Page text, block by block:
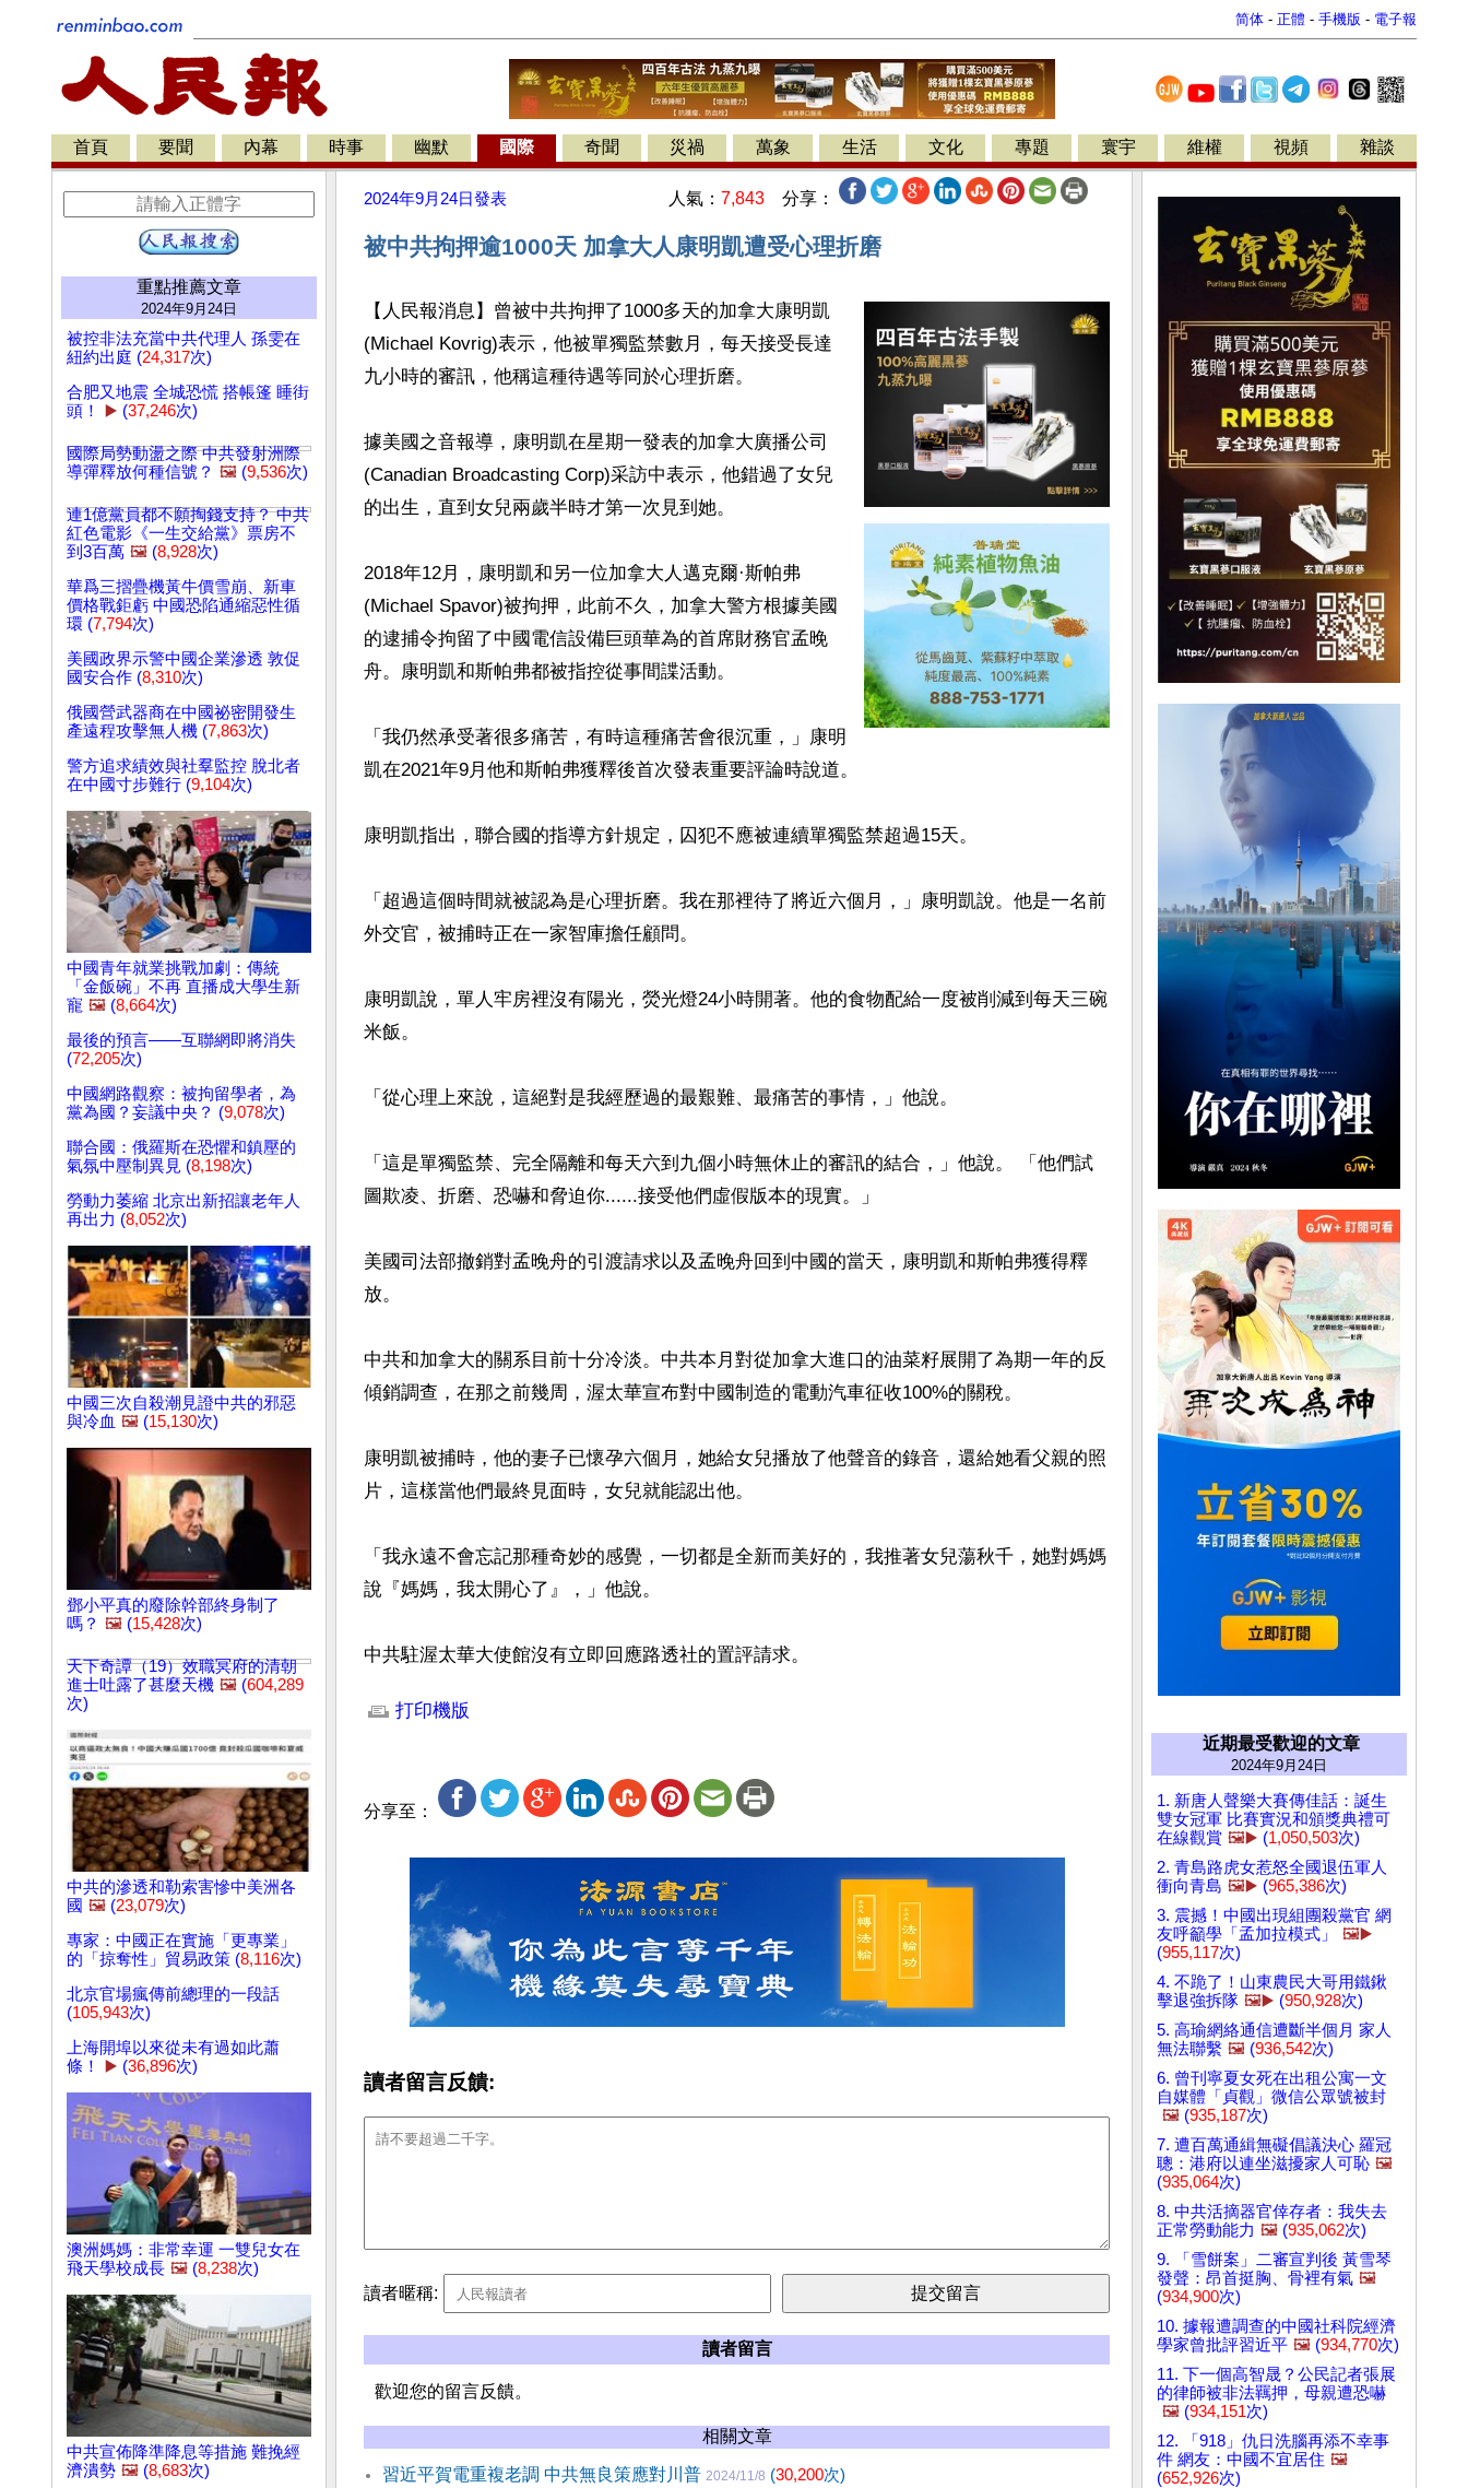
简体 - 正體 - 手機版 - 電子報
首頁 要聞 內幕 時事 幽默 國際 奇聞 災禍 萬象 生活 文化 專題 寰宇 維權 視頻 雜談
重點推薦文章
2024年9月24日
被控非法充當中共代理人 孫雯在
紐約出庭 (24,317次)
合肥又地震 全城恐慌 搭帳篷 睡街
頭！
▶️ (37,246次)
國際局勢動盪之際 中共發射洲際
導彈釋放何種信號？ 🖼️ (9,536次)
連1億黨員都不願掏錢支持？ 中共
紅色電影《一生交給黨》票房不
到3百萬 🖼️ (8,928次)
華爲三摺疊機黃牛價雪崩、新車
價格戰鉅虧 中國恐陷通縮惡性循
環 (7,794次)
美國政界示警中國企業滲透 敦促
國安合作 (8,310次)
俄國營武器商在中國祕密開發生
產遠程攻擊無人機 (7,863次)
警方追求績效與社羣監控 脫北者
在中國寸步難行 (9,104次)
中國青年就業挑戰加劇：傳統
「金飯碗」不再 直播成大學生新
寵 🖼️ (8,664次)
最後的預言——互聯網即將消失
(72,205次)
中國網路觀察：被拘留學者，為
黨為國？妄議中央？ (9,078次)
聯合國：俄羅斯在恐懼和鎮壓的
氣氛中壓制異見 (8,198次)
勞動力萎縮 北京出新招讓老年人
再出力 (8,052次)
中國三次自殺潮見證中共的邪惡
與冷血 🖼️ (15,130次)
鄧小平真的廢除幹部終身制了
嗎？ 🖼️ (15,428次)
天下奇譚（19）效職冥府的清朝
進士吐露了甚麼天機 🖼️ (604,289
次)
中共的滲透和勒索害慘中美洲各
國 🖼️ (23,079次)
專家：中國正在實施「更專業」
的「掠奪性」貿易政策 (8,116次)
北京官場瘋傳前總理的一段話
(105,943次)
上海開埠以來從未有過如此蕭
條！
▶️ (36,896次)
澳洲媽媽：非常幸運 一雙兒女在
飛天學校成長 🖼️ (8,238次)
中共宣佈降準降息等措施 難挽經
濟潰勢 🖼️ (8,683次)
2024年9月24日發表 人氣： 7,843 分享：
被中共拘押逾1000天 加拿大人康明凱遭受心理折磨
【人民報消息】曾被中共拘押了1000多天的加拿大康明凱
(Michael Kovrig)表示，他被單獨監禁數月，每天接受長達
九小時的審訊，他稱這種待遇等同於心理折磨。
據美國之音報導，康明凱在星期一發表的加拿大廣播公司
(Canadian Broadcasting Corp)采訪中表示，他錯過了女兒
的出生，直到女兒兩歲半時才第一次見到她。
2018年12月，康明凱和另一位加拿大人邁克爾·斯帕弗
(Michael Spavor)被拘押，此前不久，加拿大警方根據美國
的逮捕令拘留了中國電信設備巨頭華為的首席財務官孟晚
舟。康明凱和斯帕弗都被指控從事間諜活動。
「我仍然承受著很多痛苦，有時這種痛苦會很沉重，」康明
凱在2021年9月他和斯帕弗獲釋後首次發表重要評論時說道。
康明凱指出，聯合國的指導方針規定，囚犯不應被連續單獨監禁超過15天。
「超過這個時間就被認為是心理折磨。我在那裡待了將近六個月，」康明凱說。他是一名前
外交官，被捕時正在一家智庫擔任顧問。
康明凱說，單人牢房裡沒有陽光，熒光燈24小時開著。他的食物配給一度被削減到每天三碗
米飯。
「從心理上來說，這絕對是我經歷過的最艱難、最痛苦的事情，」他說。
「這是單獨監禁、完全隔離和每天六到九個小時無休止的審訊的結合，」他說。 「他們試
圖欺凌、折磨、恐嚇和脅迫你......接受他們虛假版本的現實。」
美國司法部撤銷對孟晚舟的引渡請求以及孟晚舟回到中國的當天，康明凱和斯帕弗獲得釋
放。
中共和加拿大的關系目前十分冷淡。中共本月對從加拿大進口的油菜籽展開了為期一年的反
傾銷調查，在那之前幾周，渥太華宣布對中國制造的電動汽車征收100%的關稅。
康明凱被捕時，他的妻子已懷孕六個月，她給女兒播放了他聲音的錄音，還給她看父親的照
片，這樣當他們最終見面時，女兒就能認出他。
「我永遠不會忘記那種奇妙的感覺，一切都是全新而美好的，我推著女兒蕩秋千，她對媽媽
說『媽媽，我太開心了』，」他說。
中共駐渥太華大使館沒有立即回應路透社的置評請求。
打印機版
分享至：
讀者留言反饋:
讀者暱稱:
讀者留言
歡迎您的留言反饋。
相關文章
習近平賀電重複老調 中共無良策應對川普 2024/11/8 (30,200次)
近期最受歡迎的文章
2024年9月24日
1. 新唐人聲樂大賽傳佳話：誕生
雙女冠軍 比賽實況和頒獎典禮可
在線觀賞 🖼️▶️ (1,050,503次)
2. 青島路虎女惹怒全國退伍軍人
衝向青島 🖼️▶️ (965,386次)
3. 震撼！中國出現組團殺黨官 網
友呼籲學「孟加拉模式」
🖼️▶️
(955,117次)
4. 不跪了！山東農民大哥用鐵鍬
擊退強拆隊 🖼️▶️ (950,928次)
5. 高瑜網絡通信遭斷半個月 家人
無法聯繫 🖼️ (936,542次)
6. 曾刊寧夏女死在出租公寓一文
自媒體「貞觀」微信公眾號被封
🖼️ (935,187次)
7. 遭百萬通緝無礙倡議決心 羅冠
聰：港府以連坐滋擾家人可恥 🖼️
(935,064次)
8. 中共活摘器官倖存者：我失去
正常勞動能力 🖼️ (935,062次)
9. 「雪餅案」二審宣判後 黃雪琴
發聲：昂首挺胸、骨裡有氣 🖼️
(934,900次)
10. 據報遭調查的中國社科院經濟
學家曾批評習近平 🖼️ (934,770次)
11. 下一個高智晟？公民記者張展
的律師被非法羈押，母親遭恐​​嚇
🖼️ (934,151次)
12. 「918」仇日洗腦再添不幸事
件 網友：中國不宜居住 🖼️
(652,926次)